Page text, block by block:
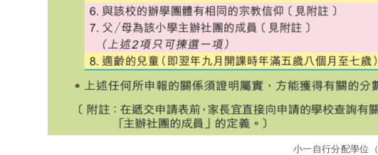
小一自行分配學位（